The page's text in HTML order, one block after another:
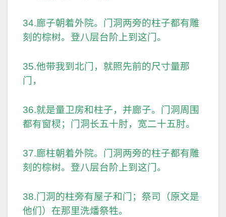
34.廊子朝着外院。门洞两旁的柱子都有雕
刻的棕树。登八层台阶上到这门。
35.他带我到北门，就照先前的尺寸量那
门，
36.就是量卫房和柱子，并廊子。门洞周围
都有窗棂；门洞长五十肘，宽二十五肘。
37.廊柱朝着外院。门洞两旁的柱子都有雕
刻的棕树。登八层台阶上到这门。
38.门洞的柱旁有屋子和门；祭司（原文是
他们）在那里洗燔祭牲。